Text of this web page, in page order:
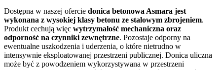
Dostępna w naszej ofercie donica betonowa Asmara jest
wykonana z wysokiej klasy betonu ze stalowym zbrojeniem.
Produkt cechują więc wytrzymałość mechaniczna oraz
odporność na czynniki zewnętrzne. Pozostaje odporny na
ewentualne uszkodzenia i uderzenia, o które nietrudno w
intensywnie eksploatowanej przestrzeni publicznej. Donica uliczna
może być z powodzeniem wykorzystywana w przestrzeni